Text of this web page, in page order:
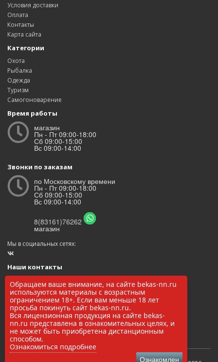
Условия доставки
Оплата
Контакты
Карта сайта
Категории
Охота
Рыбалка
Одежда
Туризм
Самогоноварение
Время работы
магазин
Пн - Пт 09:00-18:00
Сб 09:00-15:00
Вс 09:00-14:00
Звонки по заказам
по Московскому времени
Пн - Пт 09:00-18:00
Сб 09:00-15:00
Вс 09:00-14:00
8(83161)76262
магазин
Мы в социальных сетях:
Наши контакты
ООО «БЕКАС»
ОГРН: 1145248000017
ИНН/КПП: 5248037037 / 524801001
8(83161)76262
zakaz@bekas-nn.ru
606524, Нижегородская обл. г. Заволжье ул. Рылеева 4А
Обращаем ваше внимание, на сайте bekas-nn.ru
используются материалы с возрастным
ограничением 18+. Если вам меньше 18 лет
просьба покинуть сайт bekas-nn.ru.
Вся лицензионная продукция на сайте bekas-
nn.ru представлена в ознакомительных целях, и
не может быть приобретена дистанционным
способом.
Ознакомиться подробнее
Ознакомлен